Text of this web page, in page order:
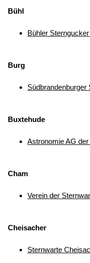
Bühl
Bühler
Burg
Südbrandenburger
Buxtehude
Astronomie AG
Cham
Verein der
Cheisacher
Sternwarte